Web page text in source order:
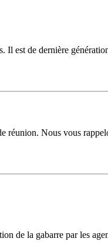
est de dernière
réunion. Nous vous
de la gabarre par les